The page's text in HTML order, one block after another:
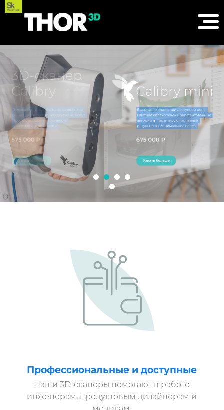
Профессиональные и доступные
Наши 3D-сканеры помогают в работе
инженерам, продуктовым дизайнерам и